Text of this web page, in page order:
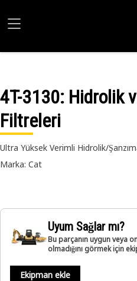
4T-3130: Hidrolik
Filtreleri
Ultra Yüksek Verimli Hidrolik/
Marka: Cat
Uyum Sağlar mı?
Bu parçanın uygun veya
olmadığını görmek için
Ekipman ekle